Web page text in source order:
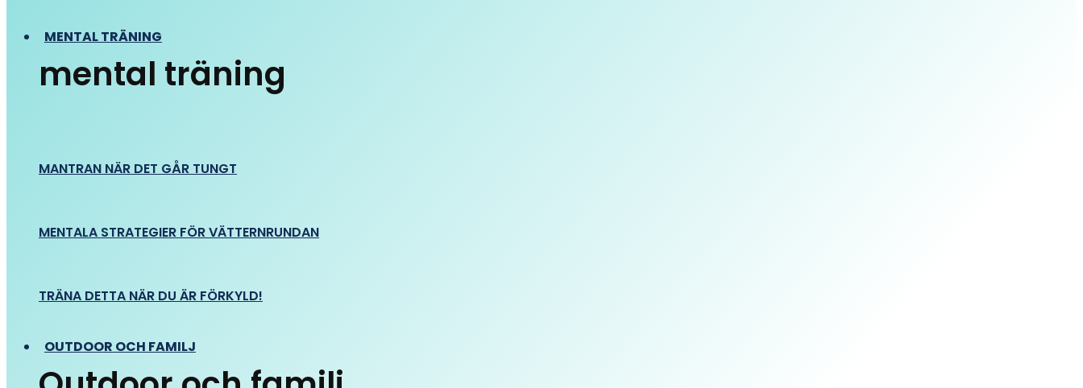
MENTAL TRÄNING
mental träning
MANTRAN NÄR DET GÅR TUNGT
MENTALA STRATEGIER FÖR VÄTTERNRUNDAN
TRÄNA DETTA NÄR DU ÄR FÖRKYLD!
OUTDOOR OCH FAMILJ